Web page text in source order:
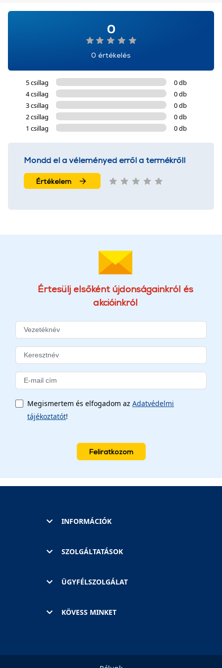
0
0 értékelés
5 csillag
0 db
4 csillag
0 db
3 csillag
0 db
2 csillag
0 db
1 csillag
0 db
Mondd el a véleményed erről a termékről!
Értékelem
Értesülj elsőként újdonságainkról és
akcióinkról
Megismertem és elfogadom az Adatvédelmi
tájékoztatót!
Feliratkozom
INFORMÁCIÓK
SZOLGÁLTATÁSOK
ÜGYFÉLSZOLGÁLAT
KÖVESS MINKET